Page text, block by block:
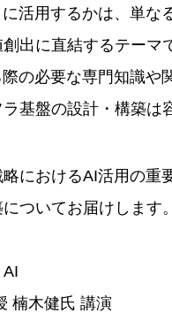
活用するかは、単な
出に直結するテーマ
の必要な専門知識や
基盤の設計・構築は
におけるAI活用の重
ついてお届けします。
木健氏 講演